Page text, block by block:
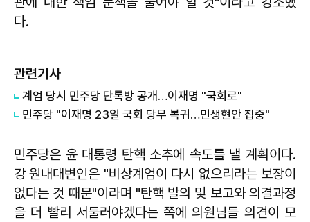
다.
관련기사
계엄 당시 민주당 단톡방 공개…이재명 "국회로"
민주당 "이재명 23일 국회 당무 복귀…민생현안 집중"
민주당은 윤 대통령 탄핵 소추에 속도를 낼 계획이다.
강 원내대변인은 "비상계엄이 다시 없으리라는 보장이
없다는 것 때문"이라며 "탄핵 발의 및 보고와 의결과정
을 더 빨리 서둘러야겠다는 쪽에 의원님들 의견이 모